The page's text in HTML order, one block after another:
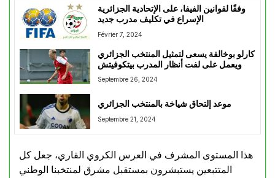
وفقًا لقوانين الفيفا، على الإتحادية الجزائرية
الإسراع في تكليف مدرب جديد
Février 7, 2024
كارلو بوخالفة يسعى لتمثيل المنتخب الجزائري
ويعمل على لفت أنظار المدرب بيتكوفيتش
Septembre 26, 2024
موعد إلتحاق شياخة بالمنتخب الجزائري
Septembre 21, 2024
هذا المستوى المشرف في العرس الكروي القاري، جعل كل
المتتبعين يستبشرون بمستقبل مشرق لمنتخبنا الوطني